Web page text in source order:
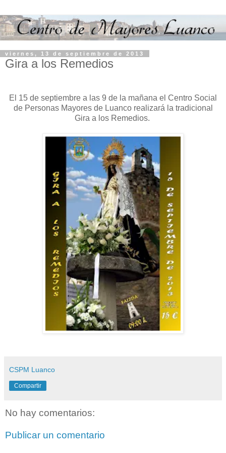
viernes, 13 de septiembre de 2013
Gira a los Remedios
El 15 de septiembre a las 9 de la mañana el Centro Social
de Personas Mayores de Luanco realizará la tradicional
Gira a los Remedios.
CSPM Luanco
Compartir
No hay comentarios:
Publicar un comentario